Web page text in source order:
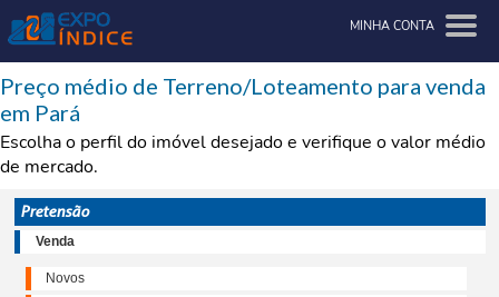
MINHA CONTA
Preço médio de Terreno/Loteamento para venda
em Pará
Escolha o perfil do imóvel desejado e verifique o valor médio
de mercado.
Pretensão
Venda
Novos